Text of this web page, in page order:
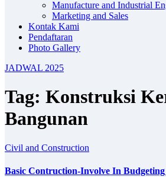
Manufacture and Industrial
Marketing and Sales
Kontak Kami
Pendaftaran
Photo Gallery
JADWAL 2025
Tag: Konstruksi
Bangunan
Civil and Construction
Basic Contruction-Involve In